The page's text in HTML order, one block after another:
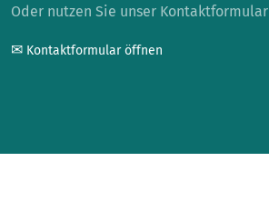
Oder nutzen Sie unser Kontaktformular
✉ Kontaktformular öffnen